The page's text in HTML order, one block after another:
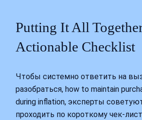
Putting It All
Actionable Checklist
Чтобы системно ответить на
разобраться, how to maintain
during inflation, эксперты
проходить по короткому